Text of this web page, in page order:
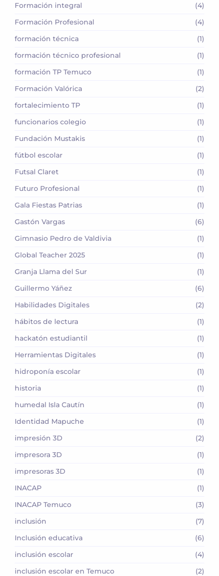
Formación integral
(4)
Formación Profesional
(4)
formación técnica
(1)
formación técnico profesional
(1)
formación TP Temuco
(1)
Formación Valórica
(2)
fortalecimiento TP
(1)
funcionarios colegio
(1)
Fundación Mustakis
(1)
fútbol escolar
(1)
Futsal Claret
(1)
Futuro Profesional
(1)
Gala Fiestas Patrias
(1)
Gastón Vargas
(6)
Gimnasio Pedro de Valdivia
(1)
Global Teacher 2025
(1)
Granja Llama del Sur
(1)
Guillermo Yáñez
(6)
Habilidades Digitales
(2)
hábitos de lectura
(1)
hackatón estudiantil
(1)
Herramientas Digitales
(1)
hidroponía escolar
(1)
historia
(1)
humedal Isla Cautín
(1)
Identidad Mapuche
(1)
impresión 3D
(2)
impresora 3D
(1)
impresoras 3D
(1)
INACAP
(1)
INACAP Temuco
(3)
inclusión
(7)
Inclusión educativa
(6)
inclusión escolar
(4)
inclusión escolar en Temuco
(2)